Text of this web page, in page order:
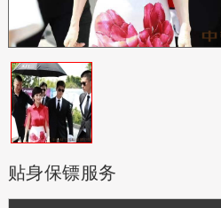
贴身保镖服务